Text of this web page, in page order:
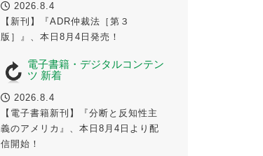
2026.8.4
【新刊】『ADR仲裁法［第３
版］』、本日8月4日発売！
電子書籍・デジタルコンテン
ツ 新着
2026.8.4
【電子書籍新刊】『分断と反知性主
義のアメリカ』、本日8月4日より配
信開始！